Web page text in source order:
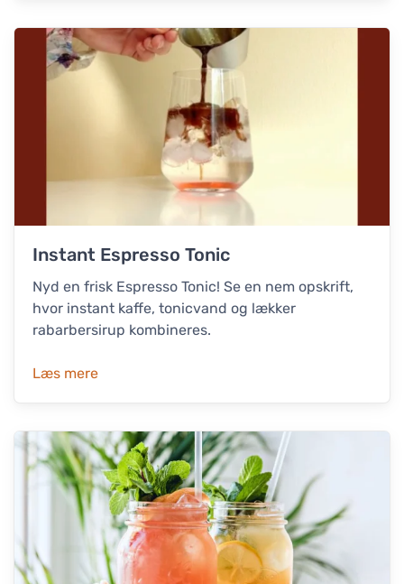
Instant Espresso Tonic
Nyd en frisk Espresso Tonic! Se en nem opskrift,
hvor instant kaffe, tonicvand og lækker
rabarbersirup kombineres.
Læs mere